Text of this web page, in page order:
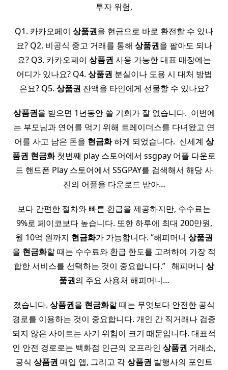
투자 위험,
Q1. 카카오페이 상품권을 현금으로 바로 환전할 수 있나
요? Q2. 비공식 중고 거래를 통해 상품권을 팔아도 되나
요? Q3. 카카오페이 상품권 사용 가능한 대표 매장에는
어디가 있나요? Q4. 상품권 분실이나 도용 시 대처 방법
은요? Q5. 상품권 잔액을 타인에게 선물할 수 있나요?
상품권을 받으면 1년동안 쓸 기회가 잘 없습니다. ​ 이번에
는 부모님과 연어를 먹기 위해 트레이더스를 다녀왔고 연
어를 사고 남은 돈을 현금화하게 되었습니다. ​ 신세계 상
품권 현금화첫번째 play 스토어에서 ssgpay 어플 다운로
드 핸드폰 Play 스토어에서 SSGPAY를 검색해서 해당 사
진의 어플을 다운로드 받아…
보다 간편한 절차와 빠른 환급을 제공하지만, 수수료는
9%로 페이코보다 높습니다. 또한 하루에 최대 200만원,
월 10억 원까지 현금화가 가능합니다. “해피머니 상품권
을 현금화할 때는 수수료와 환급 한도를 고려하여 가장 적
합한 서비스를 선택하는 것이 중요합니다.” ​ ​ 해피머니 상
품권의 주요 사용처 해피머니…
졌습니다. 상품권을 현금화할 때는 무엇보다 안전한 공식
경로를 이용하는 것이 중요합니다. 개인 간 직거래나 검증
되지 않은 사이트는 사기 위험이 크기 때문입니다. 대표적
인 안전 경로로는 백화점 인근의 오프라인 상품권 거래소,
공식 상품권 매입 앱, 그리고 각상품권 발행사의 포인트